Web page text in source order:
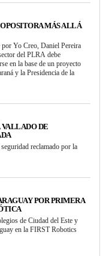
MÁS ALLÁ
por Yo Creo, Daniel Pereira
del PLRA debe
en la base de un proyecto
y la Presidencia de la
VALLADO DE
reclamado por la
POR PRIMERA
de Ciudad del Este y
en la FIRST Robotics